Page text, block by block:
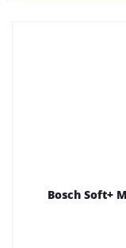
Bosch Soft+